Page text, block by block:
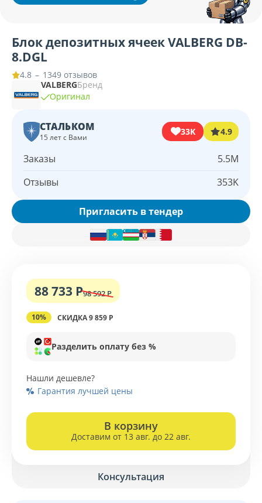
Блок депозитных ячеек VALBERG DB-
8.DGL
4.8 – 1349 отзывов
VALBERGБренд
Оригинал
СТАЛЬКОМ
15 лет с Вами
33K 4.9
Заказы
5.5M
Отзывы
353K
Пригласить в тендер
88 733 Р98 592 Р
10% СКИДКА 9 859 Р
Разделить оплату без %
Нашли дешевле?
Гарантия лучшей цены
В корзину
Доставим от 13 авг. до 22 авг.
Консультация